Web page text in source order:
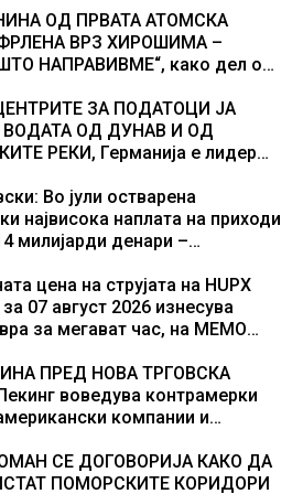
ОД ПРВАТА АТОМСКА
ВРЗ ХИРОШИМА –
НАПРАВИВМЕ“, како дел од
во бомбардирањето го
овој настан што го промени
ЗА ПОДАТОЦИ ЈА
ВОДАТА ОД ДУНАВ И ОД
РЕКИ, Германија е лидер
податоци
Во јули остварена
највисока наплата на приходи
милијарди денари –
цена на струјата на HUPX
07 август 2026 изнесува
за мегават час, на МЕМО
ПРЕД НОВА ТРГОВСКА
воведува контрамерки
компании и
СЕ ДОГОВОРИЈА КАКО ДА
ПОМОРСКИТЕ КОРИДОРИ